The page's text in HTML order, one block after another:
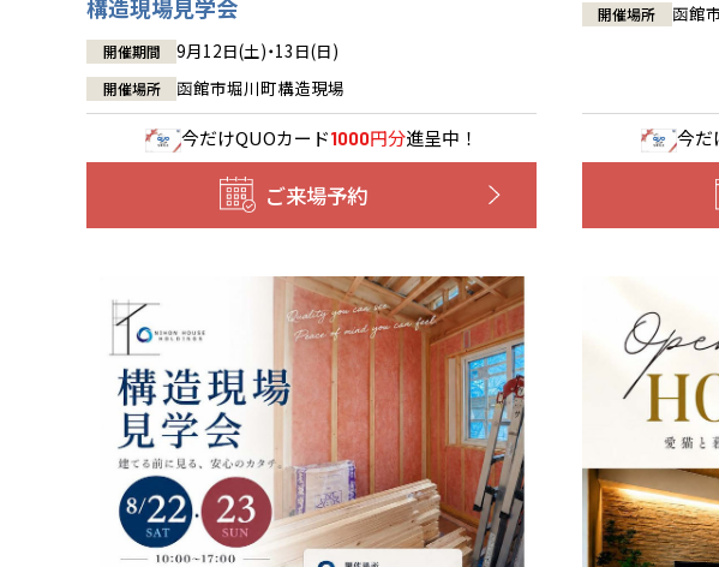
構造現場見学会
開催期間 9月12日(土)・13日(日)
開催場所 函館市堀川町構造現場
今だけQUOカード1000円分進呈中！
ご来場予約
開催場所 函館
今だ